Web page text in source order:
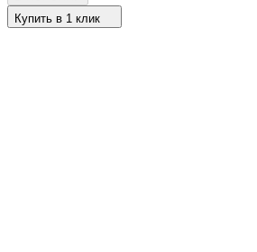
Купить в 1 клик